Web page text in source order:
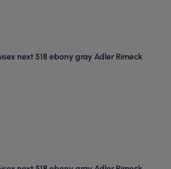
next 518 ebony gray Adler Rimeck